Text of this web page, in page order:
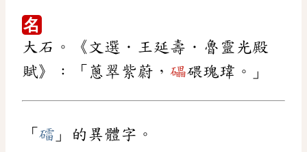
名
大石。《文選．王延壽．魯靈光殿
賦》：「蔥翠紫蔚， 礧碨瑰瑋。」
「 礌 」的異體字。